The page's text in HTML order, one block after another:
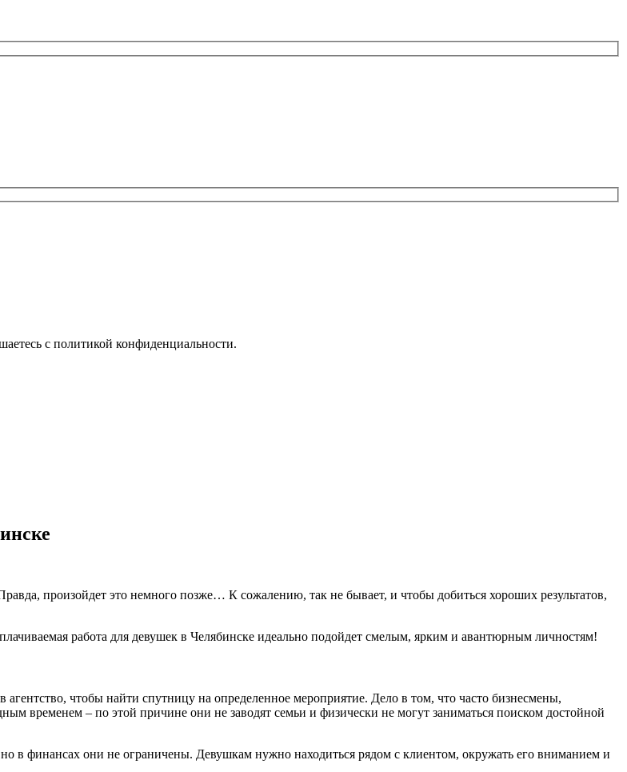
с политикой конфиденциальности.
произойдет это немного позже… К сожалению, так не бывает, и чтобы добиться хороших результатов,
работа для девушек в Челябинске идеально подойдет смелым, ярким и авантюрным личностям!
чтобы найти спутницу на определенное мероприятие. Дело в том, что часто бизнесмены,
временем – по этой причине они не заводят семьи и физически не могут заниматься поиском достойной
но в финансах они не ограничены. Девушкам нужно находиться рядом с клиентом, окружать его вниманием и